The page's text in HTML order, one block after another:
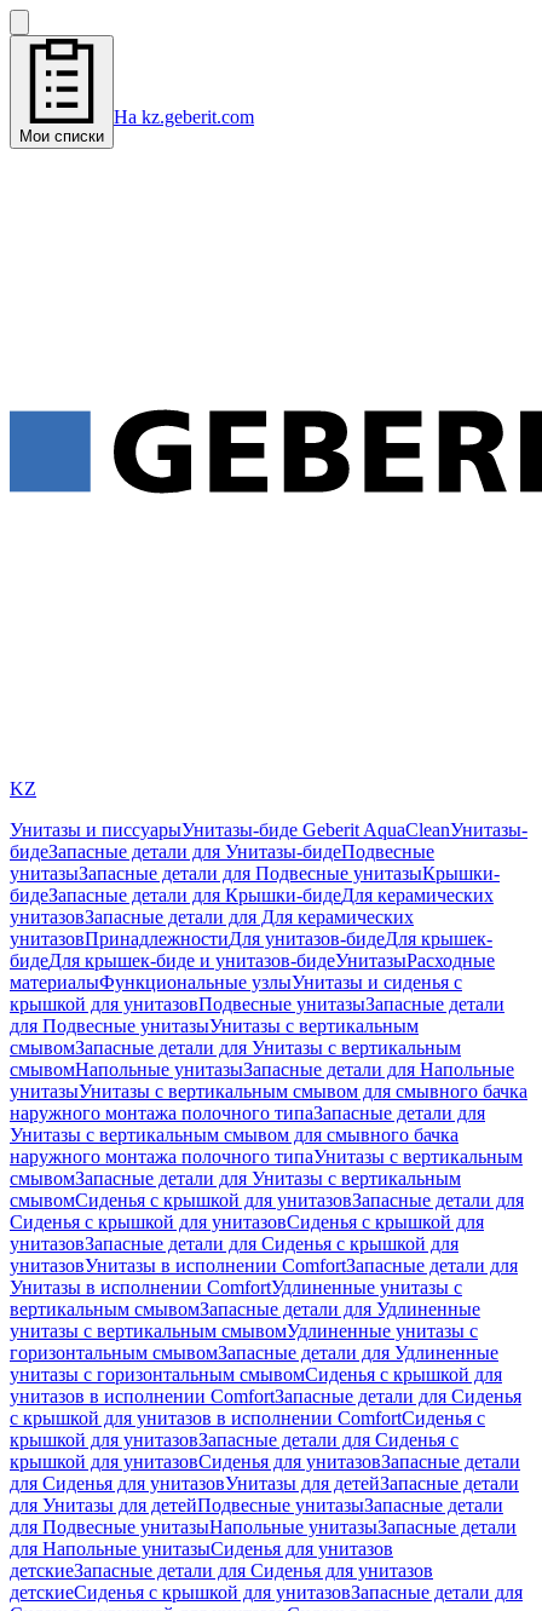
Мои списки
На kz.geberit.com
KZ
Унитазы и писсуарыУнитазы-биде Geberit AquaCleanУнитазы-
бидеЗапасные детали для Унитазы-бидеПодвесные
унитазыЗапасные детали для Подвесные унитазыКрышки-
бидеЗапасные детали для Крышки-бидеДля керамических
унитазовЗапасные детали для Для керамических
унитазовПринадлежностиДля унитазов-бидеДля крышек-
бидеДля крышек-биде и унитазов-бидеУнитазыРасходные
материалыФункциональные узлыУнитазы и сиденья с
крышкой для унитазовПодвесные унитазыЗапасные детали
для Подвесные унитазыУнитазы с вертикальным
смывомЗапасные детали для Унитазы с вертикальным
смывомНапольные унитазыЗапасные детали для Напольные
унитазыУнитазы с вертикальным смывом для смывного бачка
наружного монтажа полочного типаЗапасные детали для
Унитазы с вертикальным смывом для смывного бачка
наружного монтажа полочного типаУнитазы с вертикальным
смывомЗапасные детали для Унитазы с вертикальным
смывомСиденья с крышкой для унитазовЗапасные детали для
Сиденья с крышкой для унитазовСиденья с крышкой для
унитазовЗапасные детали для Сиденья с крышкой для
унитазовУнитазы в исполнении ComfortЗапасные детали для
Унитазы в исполнении ComfortУдлиненные унитазы с
вертикальным смывомЗапасные детали для Удлиненные
унитазы с вертикальным смывомУдлиненные унитазы с
горизонтальным смывомЗапасные детали для Удлиненные
унитазы с горизонтальным смывомСиденья с крышкой для
унитазов в исполнении ComfortЗапасные детали для Сиденья
с крышкой для унитазов в исполнении ComfortСиденья с
крышкой для унитазовЗапасные детали для Сиденья с
крышкой для унитазовСиденья для унитазовЗапасные детали
для Сиденья для унитазовУнитазы для детейЗапасные детали
для Унитазы для детейПодвесные унитазыЗапасные детали
для Подвесные унитазыНапольные унитазыЗапасные детали
для Напольные унитазыСиденья для унитазов
детскиеЗапасные детали для Сиденья для унитазов
детскиеСиденья с крышкой для унитазовЗапасные детали для